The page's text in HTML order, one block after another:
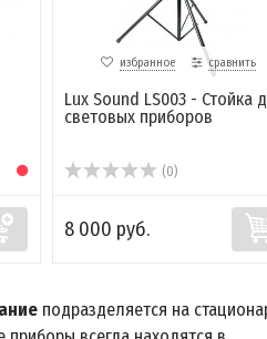
избранное сравнить
Lux Sound LS003 - Стойка
световых приборов
(0)
8 000 руб.
подразделяется на